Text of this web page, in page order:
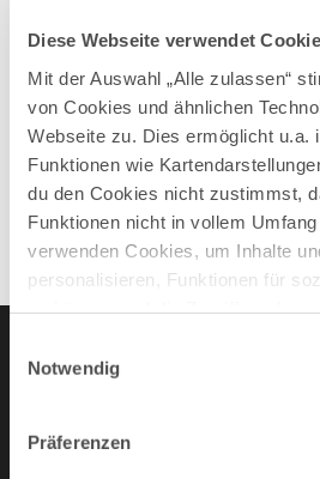
Diese Webseite verwendet
Mit der Auswahl „Alle zulassen“
von Cookies und ähnlichen
Webseite zu. Dies ermöglicht u.a.
Funktionen wie
du den Cookies nicht zustimmst,
Funktionen nicht in vollem
verwenden Cookies, um Inhalte
personalisieren, Funktionen für
deiner Verwendung unserer
möglicherweise mit weiteren
Notwendig
Präferenzen
Gäste. Kleine Urlauber spielen auf
Piratenspielplatz, während die
auf der schönen Liegefläche aus
Sandstein die herrliche Natur